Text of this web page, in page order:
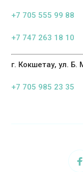
+7 705 555 99 88
+7 747 263 18 10
г. Кокшетау, ул.
+7 705 985 23 35